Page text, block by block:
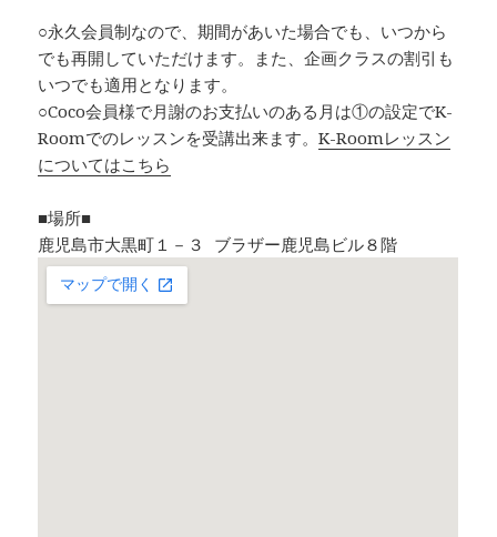
○永久会員制なので、期間があいた場合でも、いつから
でも再開していただけます。また、企画クラスの割引も
いつでも適用となります。
○Coco会員様で月謝のお支払いのある月は①の設定でK-
Roomでのレッスンを受講出来ます。K-Roomレッスン
についてはこちら
■場所■
鹿児島市大黒町１－３ ブラザー鹿児島ビル８階